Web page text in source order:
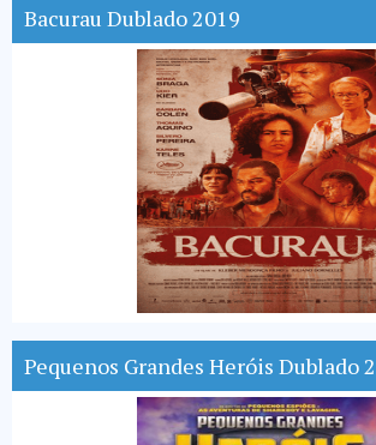
Bacurau Dublado 2019
Pequenos Grandes Heróis Dublado